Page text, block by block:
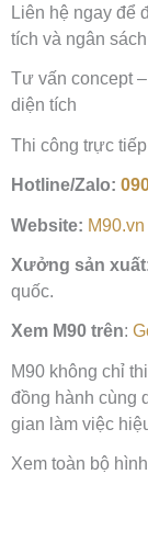
Liên hệ ngay để
tích và ngân
Tư vấn concept –
diện tích
Thi công trực
Hotline/Zalo:
Website: M90.vn
Xưởng sản xuất
quốc.
Xem M90 trên:
M90 không chỉ
đồng hành cùng
gian làm việc
Xem toàn bộ